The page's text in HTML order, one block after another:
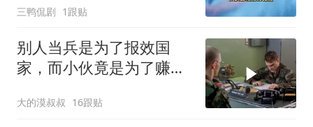
三鸭侃剧 1跟贴
别人当兵是为了报效国
家，而小伙竟是为了赚
大的漠叔叔 16跟贴